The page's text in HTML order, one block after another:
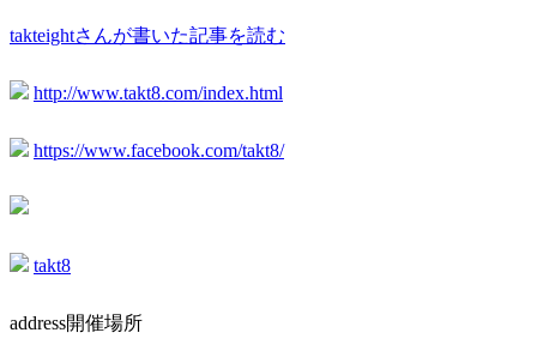
takteightさんが書いた記事を読む
http://www.takt8.com/index.html
https://www.facebook.com/takt8/
takt8
address開催場所